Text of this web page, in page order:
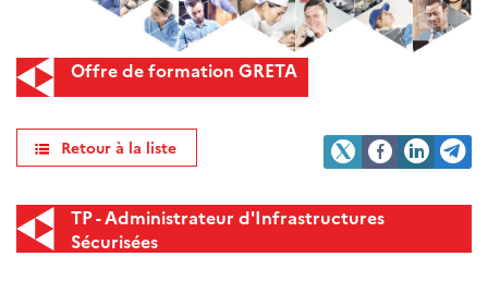
Offre de formation GRETA
Retour à la liste
TP - Administrateur d'Infrastructures
Sécurisées